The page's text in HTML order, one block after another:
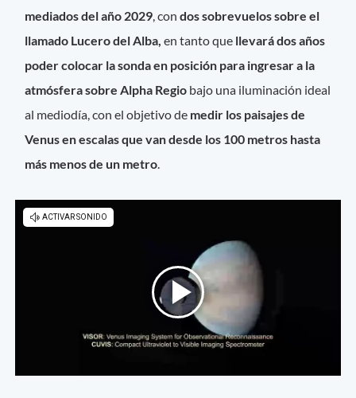
mediados del año 2029, condos sobrevuelos sobre el
llamado Lucero del Alba,en tanto que llevará dos años
poder colocar la sonda en posición para ingresar a la
atmósfera sobre Alpha Regio bajo una iluminación ideal
al mediodía, con el objetivo de medir los paisajes de
Venus en escalas que van desde los 100 metros hasta
más menos de un metro.